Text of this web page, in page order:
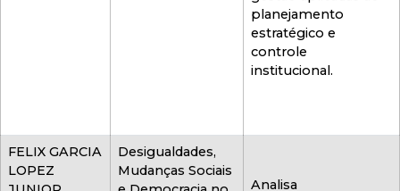
planejamento
estratégico e
controle
institucional.
FELIX GARCIA
LOPEZ
Desigualdades,
Mudanças Sociais
Analisa